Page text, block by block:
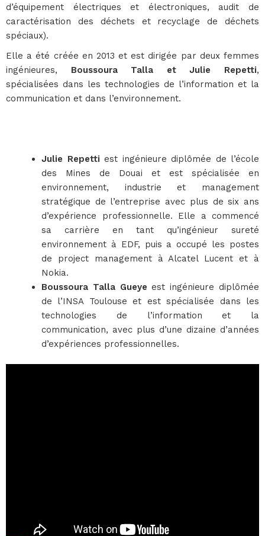
d’équipement électriques et électroniques, audit de
caractérisation des déchets et recyclage de déchets
spéciaux).
Elle a été créée en 2013 et est dirigée par deux femmes
ingénieures, Boussoura Talla et Julie Repetti,
spécialisées dans les technologies de l’information et la
communication et dans l’environnement.
Julie Repetti est ingénieure diplômée de l’école
des Mines de Douai et est spécialisée en
environnement, industrie et management
stratégique de l’entreprise avec plus de six ans
d’expérience professionnelle. Elle a commencé
sa carrière en tant qu’ingénieur sureté
environnement à EDF, puis a occupé les postes
de project management à Alcatel Lucent et à
Nokia.
Boussoura Talla Gueye est ingénieure diplômée
de l’INSA Toulouse et est spécialisée dans les
technologies de l’information et la
communication, avec plus d’une dizaine d’années
d’expériences professionnelles.